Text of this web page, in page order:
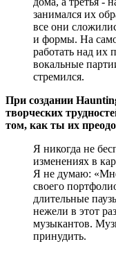
занимался их
все они
и формы. На
работать над их
вокальные
стремился.
При создании
творческих
том, как ты их
Я никогда не
изменениях в
Я не думаю:
своего
длительные
нежели в этот
музыкантов.
принудить.